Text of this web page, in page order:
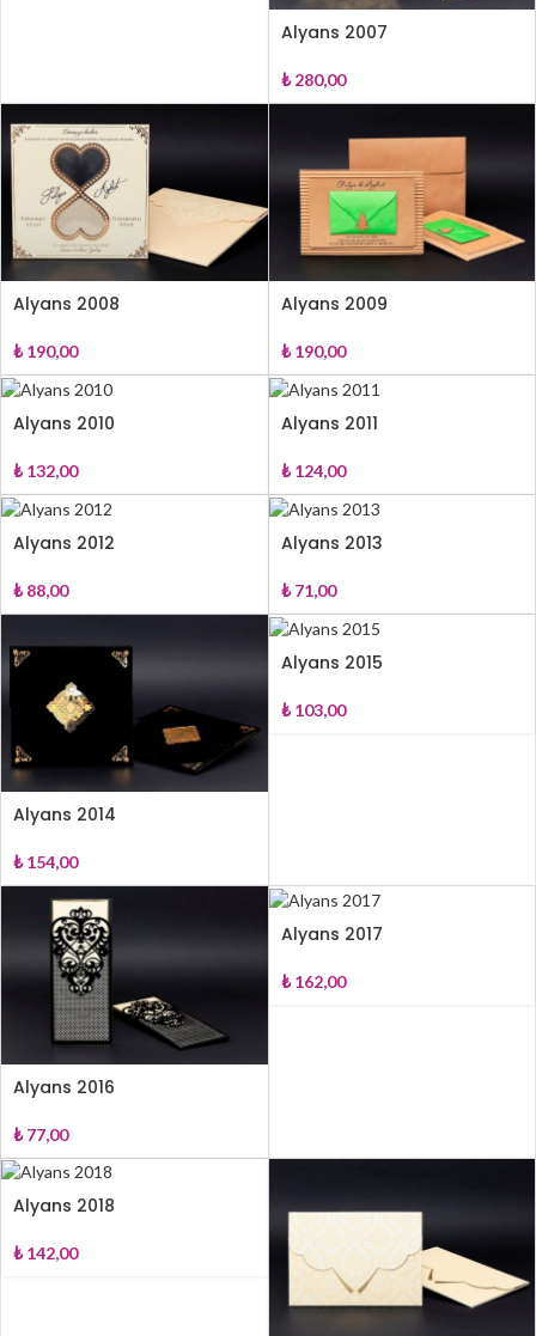
Alyans 2007
₺280,00
Alyans 2008
₺190,00
Alyans 2009
₺190,00
Alyans 2010
₺132,00
Alyans 2011
₺124,00
Alyans 2012
₺88,00
Alyans 2013
₺71,00
Alyans 2014
₺154,00
Alyans 2015
₺103,00
Alyans 2016
₺77,00
Alyans 2017
₺162,00
Alyans 2018
₺142,00